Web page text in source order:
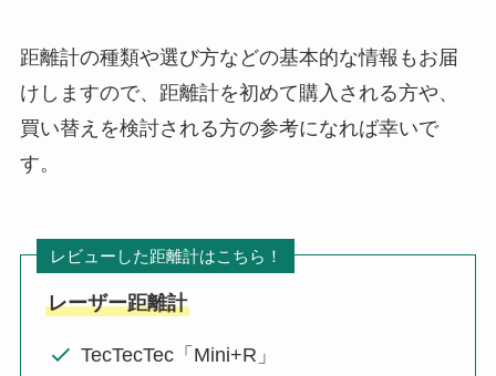
距離計の種類や選び方などの基本的な情報もお届
けしますので、距離計を初めて購入される方や、
買い替えを検討される方の参考になれば幸いで
す。
レビューした距離計はこちら！
レーザー距離計
TecTecTec「Mini+R」